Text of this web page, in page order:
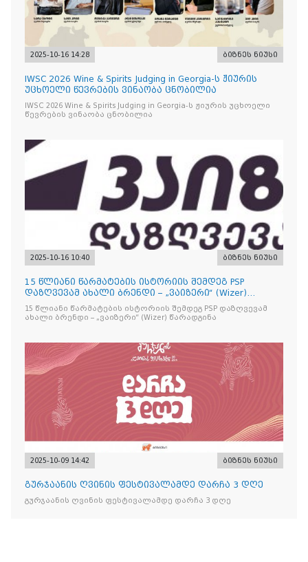
2025-10-16 14:28 ბიზნეს ნიუსი
IWSC 2026 Wine & Spirits Judging in Georgia-ს ჟიურის
უცხოელი წევრების ვინაობა ცნობილია
IWSC 2026 Wine & Spirits Judging in Georgia-ს ჟიურის უცხოელი
წევრების ვინაობა ცნობილია
2025-10-16 10:40 ბიზნეს ნიუსი
15 წლიანი წარმატების ისტორიის შემდეგ PSP
დაზღვევამ ახალი ბრენდი – „ვაიზერი“ (Wizer)
წარადგინა
15 წლიანი წარმატების ისტორიის შემდეგ PSP დაზღვევამ
ახალი ბრენდი – „ვაიზერი“ (Wizer) წარადგინა
2025-10-09 14:42 ბიზნეს ნიუსი
გურჯაანის ღვინის ფესტივალამდე დარჩა 3 დღე
გურჯაანის ღვინის ფესტივალამდე დარჩა 3 დღე